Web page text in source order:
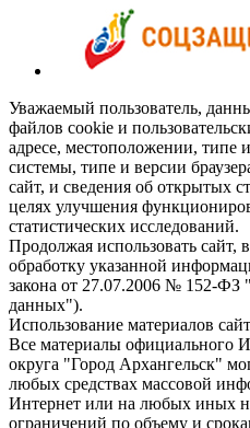
Уважаемый пользователь,
файлов cookie и
адресе, местоположении, типе
системы, типе и версии
сайт, и сведения об открытых
целях улучшения
статистических исследований.
Продолжая использовать сайт,
обработку указанной
закона от 27.07.2006 № 152-ФЗ
данных").
Использование материалов
Все материалы официального
округа "Город Архангельск"
любых средствах массовой
Интернет или на любых иных
ограничений по объему и